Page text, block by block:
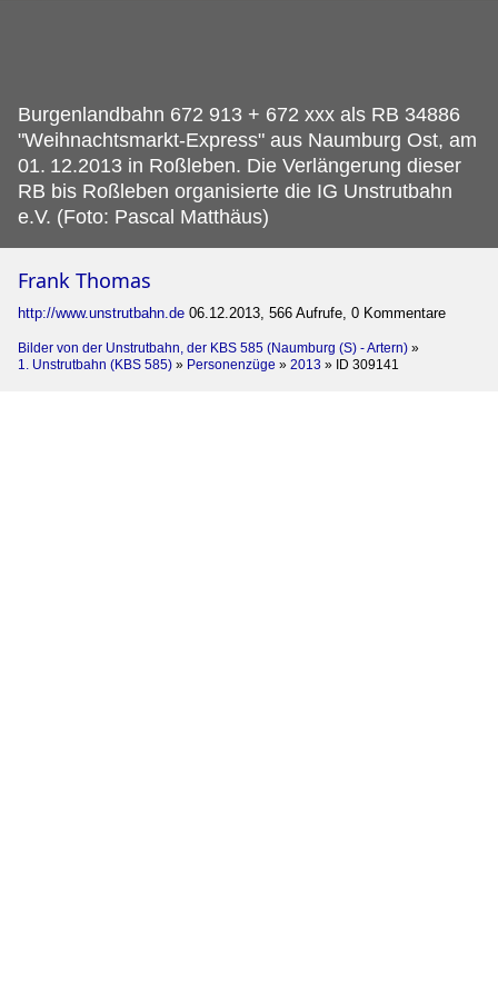
Burgenlandbahn 672 913 + 672 xxx als RB 34886
"Weihnachtsmarkt-Express" aus Naumburg Ost, am
01. 12.2013 in Roßleben. Die Verlängerung dieser
RB bis Roßleben organisierte die IG Unstrutbahn
e.V. (Foto: Pascal Matthäus)
Frank Thomas
http://www.unstrutbahn.de 06.12.2013, 566 Aufrufe, 0 Kommentare
Bilder von der Unstrutbahn, der KBS 585 (Naumburg (S) - Artern) »
1. Unstrutbahn (KBS 585) » Personenzüge » 2013 » ID 309141